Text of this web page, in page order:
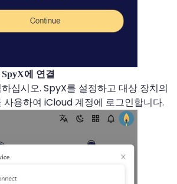
에 연결
십시오. SpyX를 설정하고 대상 장치의
용하여 iCloud 계정에 로그인합니다.